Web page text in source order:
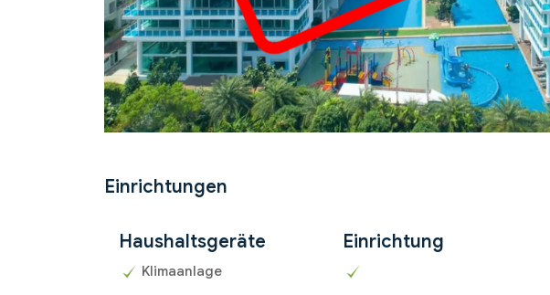
Einrichtungen
Haushaltsgeräte
Klimaanlage
Einrichtung